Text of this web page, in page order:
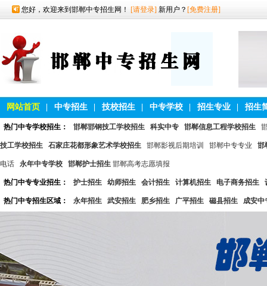
您好，欢迎来到邯郸中专招生网！ [请登录] 新用户？ [免费注册]
网站首页 中专招生 技校招生 中专学校 招生专业 招生
热门中专学校招生： 邯郸邯钢技工学校招生 科实中专 邯郸信息工程学校招生
技工学校招生 石家庄花都形象艺术学校招生 邯郸影视后期培训 邯郸中专专业 邯
电话 永年中专学校 邯郸护士招生 邯郸高考志愿填报
热门中专专业招生： 护士招生 幼师招生 会计招生 计算机招生 电子商务招生
热门中专招生区域： 永年招生 武安招生 肥乡招生 广平招生 磁县招生 成安中